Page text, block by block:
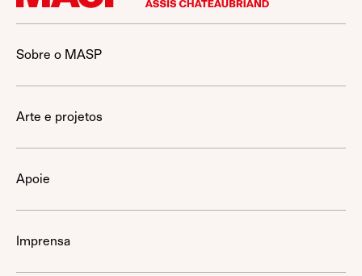
Sobre o MASP
Arte e projetos
Apoie
Imprensa